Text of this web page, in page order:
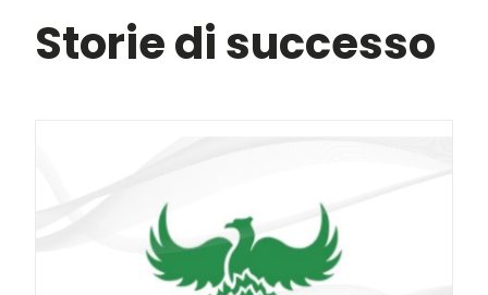
Storie di successo